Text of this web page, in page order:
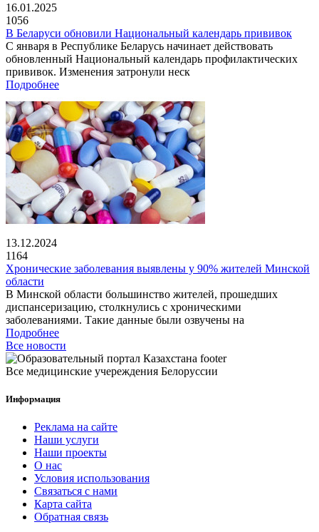
16.01.2025
1056
В Беларуси обновили Национальный календарь прививок
С января в Республике Беларусь начинает действовать
обновленный Национальный календарь профилактических
прививок. Изменения затронули неск
Подробнее
13.12.2024
1164
Хронические заболевания выявлены у 90% жителей Минской
области
В Минской области большинство жителей, прошедших
диспансеризацию, столкнулись с хроническими
заболеваниями. Такие данные были озвучены на
Подробнее
Все новости
Все медицинские учереждения Белоруссии
Информация
Реклама на сайте
Наши услуги
Наши проекты
О нас
Условия использования
Связаться с нами
Карта сайта
Обратная связь